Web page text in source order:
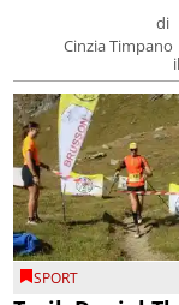
di
Cinzia Timpano
SPORT